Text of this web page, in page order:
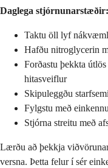
Daglega stjórnunarstæðir:
Taktu öll lyf
Hafðu nitroglycerin
Forðastu þekkta
hitasveiflur
Skipuleggðu
Fylgstu með
Stjórna streitu með
Lærðu að þekkja
versna. Þetta felur í sér